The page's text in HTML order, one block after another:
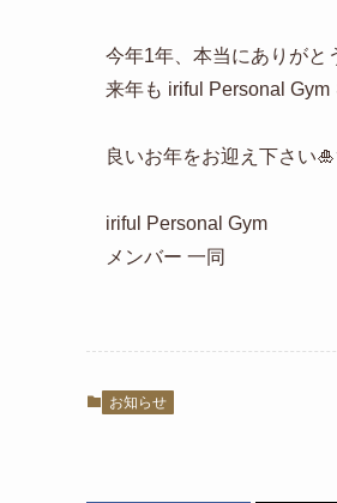
今年1年、本当にありがと
来年も iriful Personal
良いお年をお迎え下さい
iriful Personal Gym
メンバー 一同
お知らせ